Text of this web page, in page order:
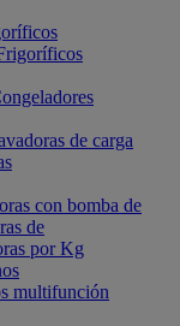
de carga
con bomba de
de
por Kg
multifunción